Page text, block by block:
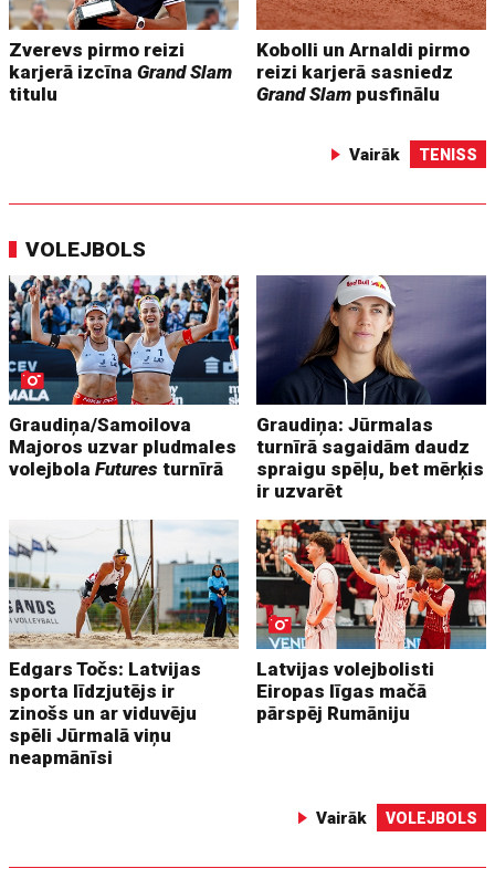
Zverevs pirmo reizi
karjerā izcīnaGrand Slam
titulu
Kobolli un Arnaldi pirmo
reizi karjerā sasniedz
Grand Slam pusfinālu
Vairāk TENISS
VOLEJBOLS
Graudiņa/Samoilova
Majoros uzvar pludmales
volejbolaFutures turnīrā
Graudiņa: Jūrmalas
turnīrā sagaidām daudz
spraigu spēļu, bet mērķis
ir uzvarēt
Edgars Točs: Latvijas
sporta līdzjutējs ir
zinošs un ar viduvēju
spēli Jūrmalā viņu
neapmānīsi
Latvijas volejbolisti
Eiropas līgas mačā
pārspēj Rumāniju
Vairāk VOLEJBOLS